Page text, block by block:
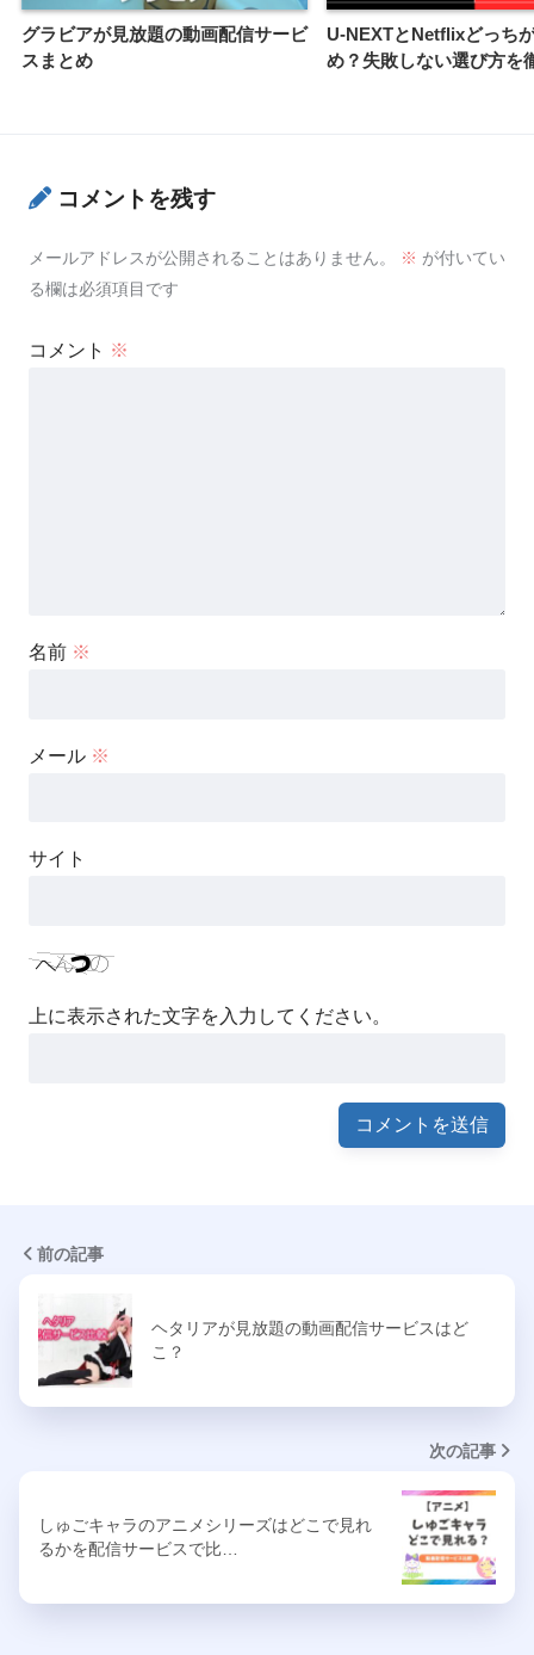
グラビアが見放題の動画配信サービ
スまとめ
U-NEXTとNetflixどっち
め？失敗しない選び方を
コメントを残す
メールアドレスが公開されることはありません。 ※ が付いてい
る欄は必須項目です
コメント ※
名前 ※
メール ※
サイト
上に表示された文字を入力してください。
前の記事
ヘタリアが見放題の動画配信サービスはど
こ？
次の記事
しゅごキャラのアニメシリーズはどこで見れ
るかを配信サービスで比…